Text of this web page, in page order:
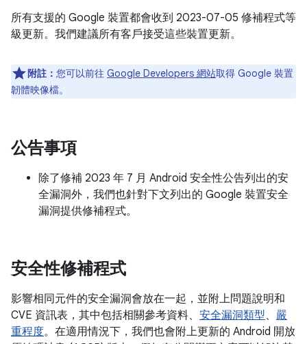
所有支援的 Google 裝置都會收到 2023-07-05 修補程式等
級更新。我們建議所有客戶接受這些裝置更新。
附註： 您可以前往 Google Developers 網站取得 Google 裝置
韌體映像檔。
公告事項
除了修補 2023 年 7 月 Android 安全性公告列出的安
全漏洞外，我們也針對下文列出的 Google 裝置安全
漏洞提供修補程式。
安全性修補程式
影響相同元件的安全漏洞會放在一起，並附上問題說明和
CVE 資訊表，其中包括相關參考資料、 安全漏洞類型、 嚴
重程度。在適用情況下，我們也會附上更新的 Android 開放